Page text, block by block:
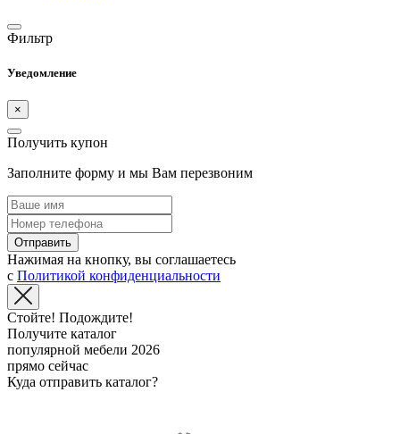
Фильтр
Уведомление
×
Получить купон
Заполните форму и мы Вам перезвоним
Отправить
Нажимая на кнопку, вы соглашаетесь
с Политикой конфиденциальности
Стойте! Подождите!
Получите каталог
популярной мебели 2026
прямо сейчас
Куда отправить каталог?